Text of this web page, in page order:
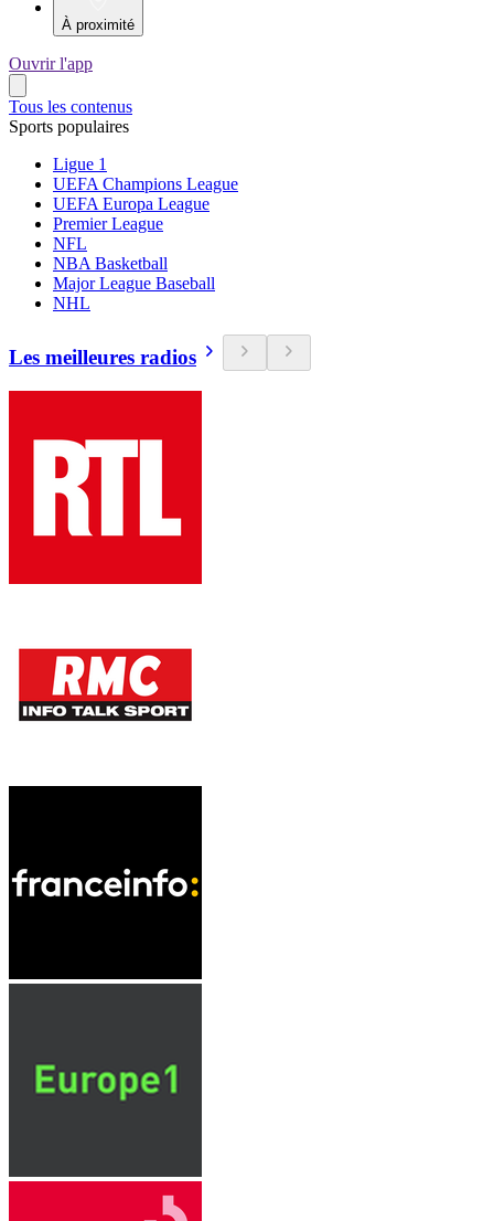
À proximité
Ouvrir l'app
Tous les contenus
Sports populaires
Ligue 1
UEFA Champions League
UEFA Europa League
Premier League
NFL
NBA Basketball
Major League Baseball
NHL
Les meilleures radios